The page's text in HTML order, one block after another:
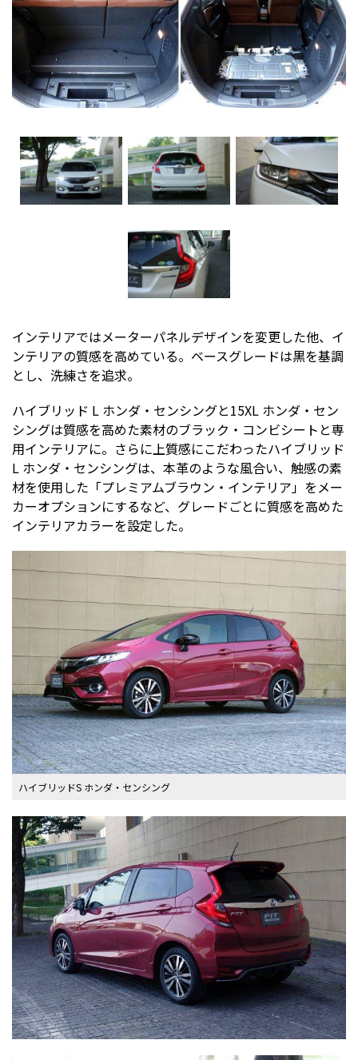
インテリアではメーターパネルデザインを変更した他、イ
ンテリアの質感を高めている。ベースグレードは黒を基調
とし、洗練さを追求。
ハイブリッド L ホンダ・センシングと15XL ホンダ・セン
シングは質感を高めた素材のブラック・コンビシートと専
用インテリアに。さらに上質感にこだわったハイブリッド
L ホンダ・センシングは、本革のような風合い、触感の素
材を使用した「プレミアムブラウン・インテリア」をメー
カーオプションにするなど、グレードごとに質感を高めた
インテリアカラーを設定した。
ハイブリッドS ホンダ・センシング